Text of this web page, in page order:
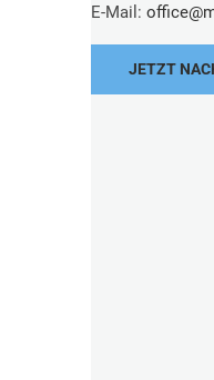
E-Mail: office@
JETZT